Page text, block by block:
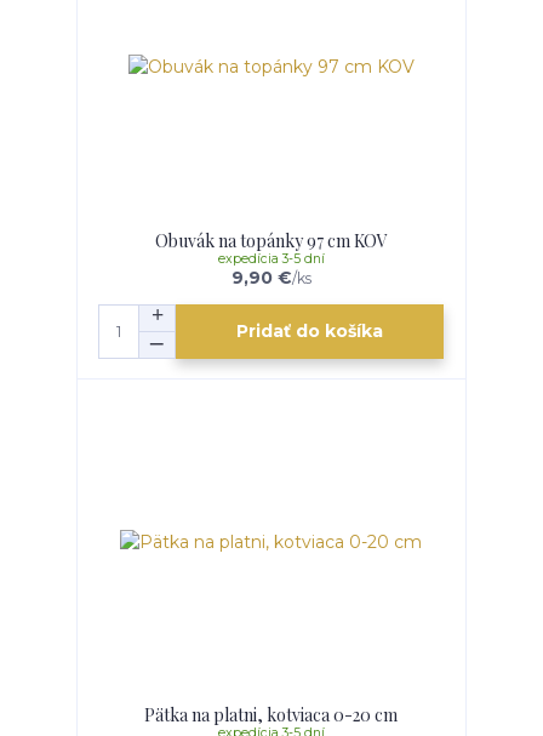
Obuvák na topánky 97 cm KOV
9,90 €/ks
expedícia 3-5 dní
Pridať do košíka
Pätka na platni, kotviaca 0-20 cm
expedícia 3-5 dní